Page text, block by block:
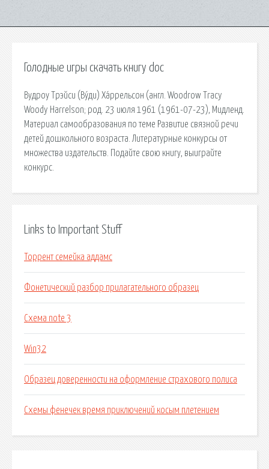
Голодные игры скачать книгу doc
Вудроу Трэйси (Ву́ди) Ха́ррельсон (англ. Woodrow Tracy
Woody Harrelson; род. 23 июля 1961 (1961-07-23), Мидленд.
Материал самообразования по теме Развитие связной речи
детей дошкольного возраста. Литературные конкурсы от
множества издательств. Подайте свою книгу, выиграйте
конкурс.
Links to Important Stuff
Торрент семейка аддамс
Фонетический разбор прилагательного образец
Схема note 3
Win32
Образец доверенности на оформление страхового полиса
Схемы фенечек время приключений косым плетением